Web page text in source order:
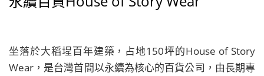
坐落於大稻埕百年建築，占地150坪的House of Story
Wear，是台灣首間以永續為核心的百貨公司，由長期專